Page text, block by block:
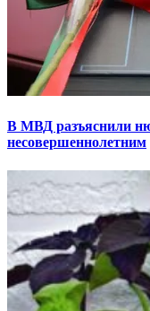
В МВД разъяснили
несовершеннолетним